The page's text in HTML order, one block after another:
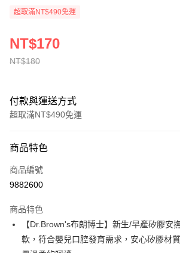
超取滿NT$490免運
NT$180
NT$170
付款與運送方式
超取滿NT$490免運
信用卡一次付款
超商取貨付款
Apple Pay
街口支付
商品特色
商品編號
9882600
商品特色
【Dr.Brown's布朗博士】新生/早產矽膠安
軟，符合嬰兒口腔發育需求，安心矽膠材